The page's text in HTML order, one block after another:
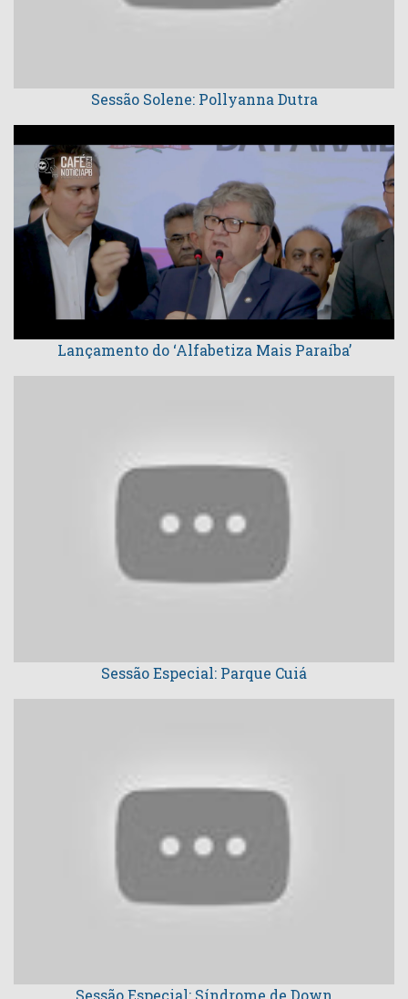
Sessão Solene: Pollyanna Dutra
Lançamento do ‘Alfabetiza Mais Paraíba’
Sessão Especial: Parque Cuiá
Sessão Especial: Síndrome de Down